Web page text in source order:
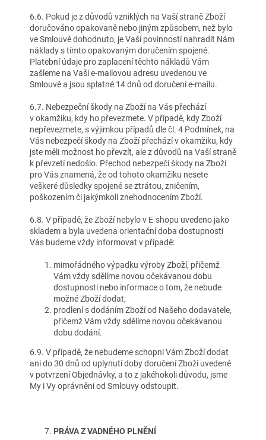
6.6. Pokud je z důvodů vzniklých na Vaší straně Zboží
doručováno opakovaně nebo jiným způsobem, než bylo
ve Smlouvě dohodnuto, je Vaší povinností nahradit Nám
náklady s tímto opakovaným doručením spojené.
Platební údaje pro zaplacení těchto nákladů Vám
zašleme na Vaši e-mailovou adresu uvedenou ve
Smlouvě a jsou splatné 14 dnů od doručení e-mailu.
6.7. Nebezpeční škody na Zboží na Vás přechází
v okamžiku, kdy ho převezmete. V případě, kdy Zboží
nepřevezmete, s výjimkou případů dle čl. 4 Podmínek, na
Vás nebezpečí škody na Zboží přechází v okamžiku, kdy
jste měli možnost ho převzít, ale z důvodů na Vaší straně
k převzetí nedošlo. Přechod nebezpečí škody na Zboží
pro Vás znamená, že od tohoto okamžiku nesete
veškeré důsledky spojené se ztrátou, zničením,
poškozením či jakýmkoli znehodnocením Zboží.
6.8. V případě, že Zboží nebylo v E-shopu uvedeno jako
skladem a byla uvedena orientační doba dostupnosti
Vás budeme vždy informovat v případě:
mimořádného výpadku výroby Zboží, přičemž
Vám vždy sdělíme novou očekávanou dobu
dostupnosti nebo informace o tom, že nebude
možné Zboží dodat;
prodlení s dodáním Zboží od Našeho dodavatele,
přičemž Vám vždy sdělíme novou očekávanou
dobu dodání.
6.9. V případě, že nebudeme schopni Vám Zboží dodat
ani do 30 dnů od uplynutí doby doručení Zboží uvedené
v potvrzení Objednávky, a to z jakéhokoli důvodu, jsme
My i Vy oprávněni od Smlouvy odstoupit.
PRÁVA Z VADNÉHO PLNĚNÍ